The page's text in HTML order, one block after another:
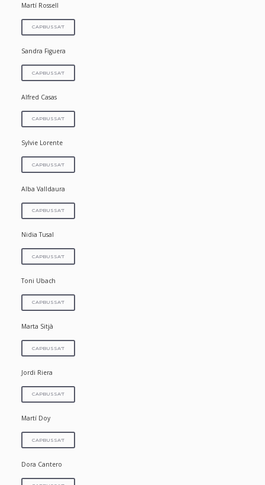
Martí Rossell
CAPBUSSA'T
Sandra Figuera
CAPBUSSA'T
Alfred Casas
CAPBUSSA'T
Sylvie Lorente
CAPBUSSA'T
Alba Valldaura
CAPBUSSA'T
Nidia Tusal
CAPBUSSA'T
Toni Ubach
CAPBUSSA'T
Marta Sitjà
CAPBUSSA'T
Jordi Riera
CAPBUSSA'T
Martí Doy
CAPBUSSA'T
Dora Cantero